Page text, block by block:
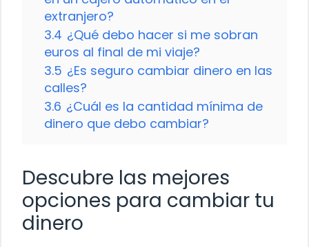
extranjero?
3.4 ¿Qué debo hacer si me sobran
euros al final de mi viaje?
3.5 ¿Es seguro cambiar dinero en las
calles?
3.6 ¿Cuál es la cantidad mínima de
dinero que debo cambiar?
Descubre las mejores
opciones para cambiar tu
dinero